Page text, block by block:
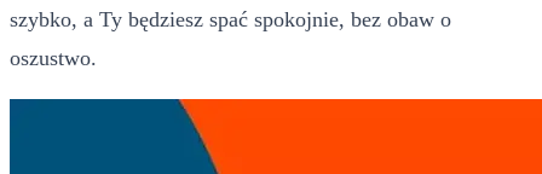
szybko, a Ty będziesz spać spokojnie, bez obaw o
oszustwo.